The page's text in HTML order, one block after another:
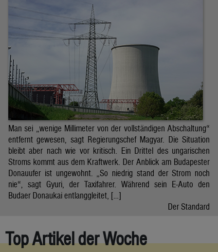
Man sei „wenige Millimeter von der vollständigen Abschaltung“
entfernt gewesen, sagt Regierungschef Magyar. Die Situation
bleibt aber nach wie vor kritisch. Ein Drittel des ungarischen
Stroms kommt aus dem Kraftwerk. Der Anblick am Budapester
Donauufer ist ungewohnt. „So niedrig stand der Strom noch
nie“, sagt Gyuri, der Taxifahrer. Während sein E-Auto den
Budaer Donaukai entlanggleitet, […]
Der Standard
Top Artikel der Woche